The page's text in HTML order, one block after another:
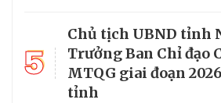
5
Chủ tịch UBND tỉnh
Trưởng Ban Chỉ đạo
MTQG giai đoạn
tỉnh